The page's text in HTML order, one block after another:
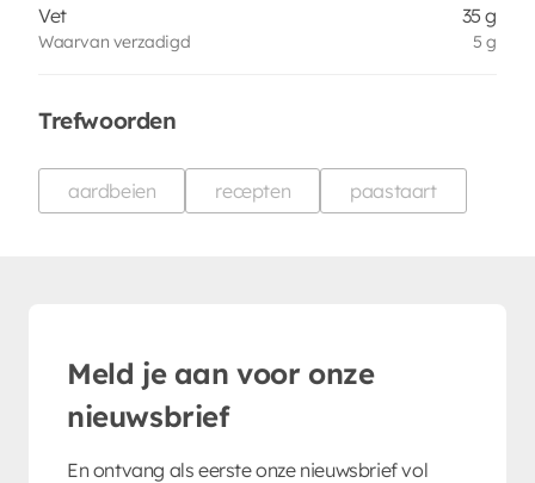
Vet 35 g
Waarvan verzadigd 5 g
Trefwoorden
aardbeien recepten paastaart
Meld je aan voor onze
nieuwsbrief
En ontvang als eerste onze nieuwsbrief vol